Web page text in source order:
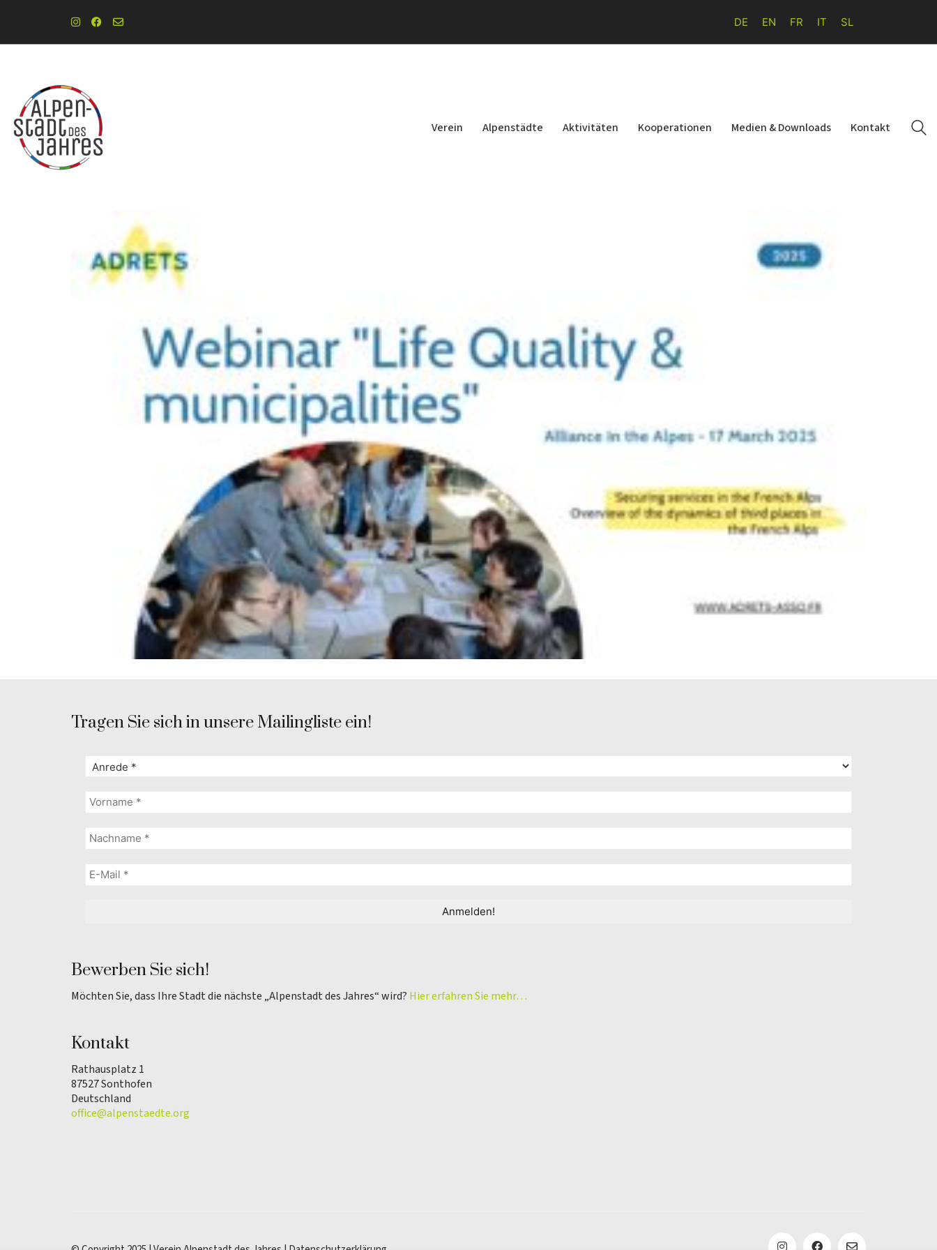
DE EN FR IT SL
Verein Alpenstädte Aktivitäten Kooperationen Medien & Downloads Kontakt
Tragen Sie sich in unsere Mailingliste ein!
Bewerben Sie sich!
Möchten Sie, dass Ihre Stadt die nächste „Alpenstadt des Jahres“ wird? Hier erfahren Sie mehr…
Kontakt
Rathausplatz 1
87527 Sonthofen
Deutschland
office@alpenstaedte.org